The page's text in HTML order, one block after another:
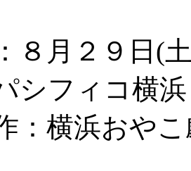
８月２９日(
シフィコ横浜
：横浜おやこ